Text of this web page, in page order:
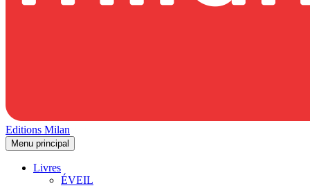
Editions Milan
Menu principal
Livres
ÉVEIL